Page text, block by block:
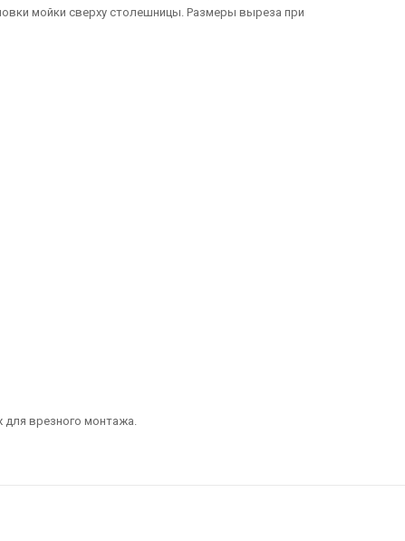
мойки сверху столешницы. Размеры выреза при
врезного монтажа.